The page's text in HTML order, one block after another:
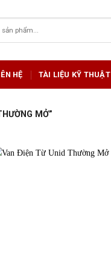
HỆ TÀI LIỆU KỸ THUẬT
MỞ”